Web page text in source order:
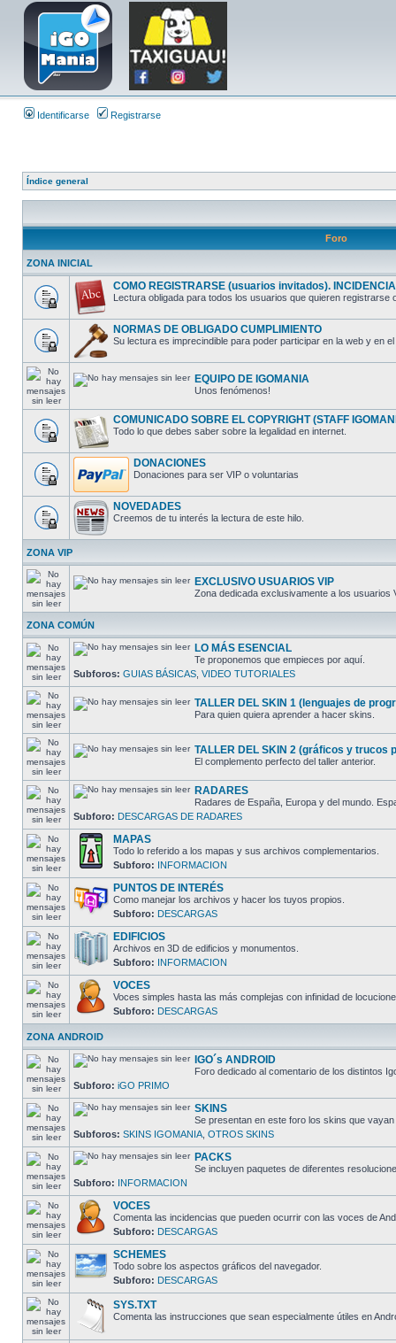
Identificarse Registrarse
Índice general
Foro
ZONA INICIAL
COMO REGISTRARSE (usuarios invitados).
Lectura obligada para todos los usuarios que quieren registrarse
NORMAS DE OBLIGADO CUMPLIMIENTO
Su lectura es imprecindible para poder participar en la web y en
EQUIPO DE IGOMANIA
Unos fenómenos!
COMUNICADO SOBRE EL COPYRIGHT (STAFF
Todo lo que debes saber sobre la legalidad en internet.
DONACIONES
Donaciones para ser VIP o voluntarias
NOVEDADES
Creemos de tu interés la lectura de este hilo.
ZONA VIP
EXCLUSIVO USUARIOS VIP
Zona dedicada exclusivamente a los usuarios
ZONA COMÚN
LO MÁS ESENCIAL
Te proponemos que empieces por aquí.
Subforos: GUIAS BÁSICAS VIDEO TUTORIALES
TALLER DEL SKIN 1 (lenguajes de
Para quien quiera aprender a hacer skins.
TALLER DEL SKIN 2 (gráficos y trucos
El complemento perfecto del taller anterior.
RADARES
Radares de España, Europa y del mundo.
Subforo: DESCARGAS DE RADARES
MAPAS
Todo lo referido a los mapas y sus archivos complementarios.
Subforo: INFORMACION
PUNTOS DE INTERÉS
Como manejar los archivos y hacer los tuyos propios.
Subforo: DESCARGAS
EDIFICIOS
Archivos en 3D de edificios y monumentos.
Subforo: INFORMACION
VOCES
Voces simples hasta las más complejas con infinidad de
Subforo: DESCARGAS
ZONA ANDROID
IGO´s ANDROID
Foro dedicado al comentario de los distintos
Subforo: iGO PRIMO
SKINS
Se presentan en este foro los skins que
Subforos: SKINS IGOMANIA OTROS SKINS
PACKS
Se incluyen paquetes de diferentes
Subforo: INFORMACION
VOCES
Comenta las incidencias que pueden ocurrir con las voces de
Subforo: DESCARGAS
SCHEMES
Todo sobre los aspectos gráficos del navegador.
Subforo: DESCARGAS
SYS.TXT
Comenta las instrucciones que sean especialmente útiles en